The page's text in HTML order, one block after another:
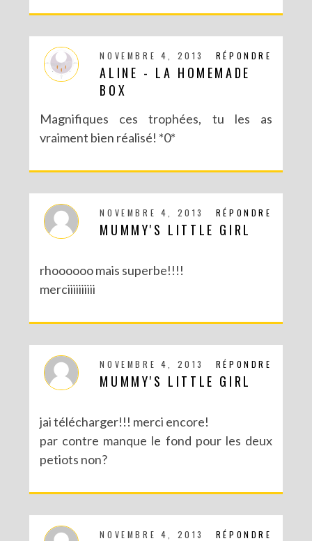
RÉPONDRE
NOVEMBRE 4, 2013
ALINE - LA HOMEMADE
BOX
Magnifiques ces trophées, tu les as
vraiment bien réalisé! *0*
RÉPONDRE
NOVEMBRE 4, 2013
MUMMY'S LITTLE GIRL
rhoooooo mais superbe!!!!
merciiiiiiiiii
RÉPONDRE
NOVEMBRE 4, 2013
MUMMY'S LITTLE GIRL
jai télécharger!!! merci encore!
par contre manque le fond pour les deux
petiots non?
RÉPONDRE
NOVEMBRE 4, 2013